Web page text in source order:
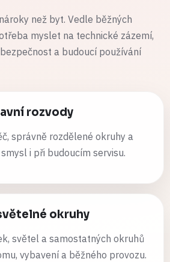
než byt. Vedle běžných
myslet na technické zázemí,
a budoucí používání
rozvody
správně rozdělené okruhy a
i při budoucím servisu.
okruhy
světel a samostatných okruhů
vybavení a běžného provozu.